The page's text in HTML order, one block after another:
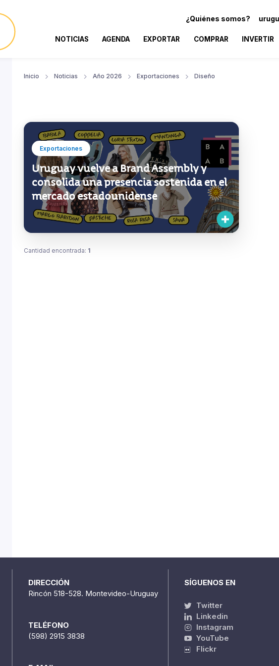
¿Quiénes somos?
NOTICIAS AGENDA EXPORTAR COMPRAR INVERTIR
Inicio Noticias Año 2026 Exportaciones Diseño
Exportaciones
Uruguay vuelve a Brand Assembly y
consolida una presencia sostenida en el
mercado estadounidense
Cantidad encontrada: 1
DIRECCIÓN
Rincón 518-528. Montevideo-Uruguay
TELÉFONO
(598) 2915 3838
SÍGUENOS EN
Twitter
Linkedin
Instagram
YouTube
Flickr